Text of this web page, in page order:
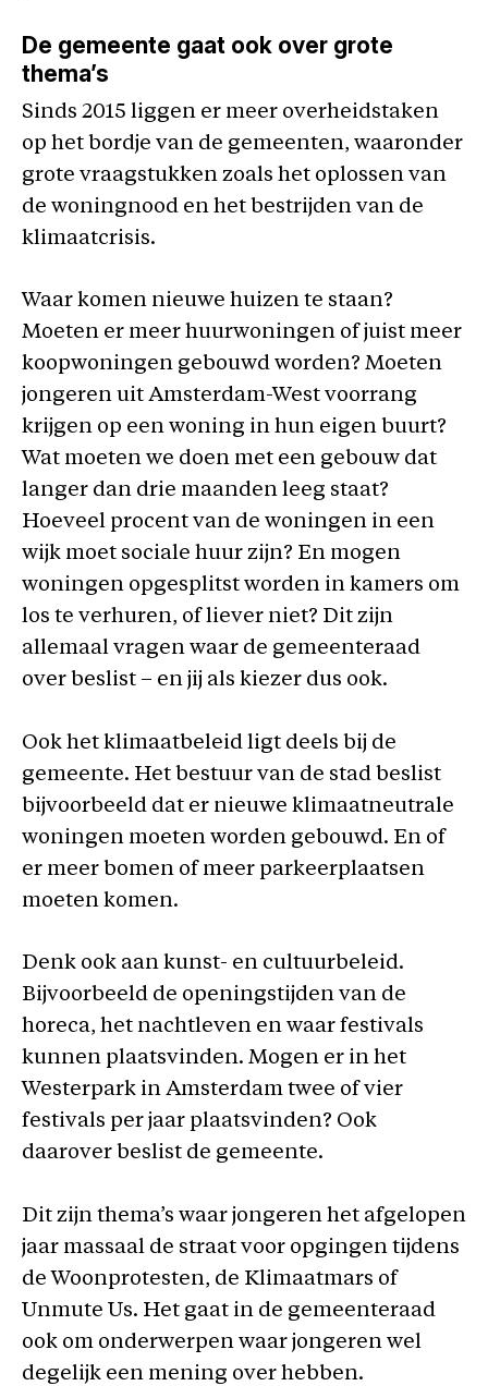
De gemeente gaat ook over grote
thema’s
Sinds 2015 liggen er meer overheidstaken
op het bordje van de gemeenten, waaronder
grote vraagstukken zoals het oplossen van
de woningnood en het bestrijden van de
klimaatcrisis.
Waar komen nieuwe huizen te staan?
Moeten er meer huurwoningen of juist meer
koopwoningen gebouwd worden? Moeten
jongeren uit Amsterdam-West voorrang
krijgen op een woning in hun eigen buurt?
Wat moeten we doen met een gebouw dat
langer dan drie maanden leeg staat?
Hoeveel procent van de woningen in een
wijk moet sociale huur zijn? En mogen
woningen opgesplitst worden in kamers om
los te verhuren, of liever niet? Dit zijn
allemaal vragen waar de gemeenteraad
over beslist – en jij als kiezer dus ook.
Ook het klimaatbeleid ligt deels bij de
gemeente. Het bestuur van de stad beslist
bijvoorbeeld dat er nieuwe klimaatneutrale
woningen moeten worden gebouwd. En of
er meer bomen of meer parkeerplaatsen
moeten komen.
Denk ook aan kunst- en cultuurbeleid.
Bijvoorbeeld de openingstijden van de
horeca, het nachtleven en waar festivals
kunnen plaatsvinden. Mogen er in het
Westerpark in Amsterdam twee of vier
festivals per jaar plaatsvinden? Ook
daarover beslist de gemeente.
Dit zijn thema’s waar jongeren het afgelopen
jaar massaal de straat voor opgingen tijdens
de Woonprotesten, de Klimaatmars of
Unmute Us. Het gaat in de gemeenteraad
ook om onderwerpen waar jongeren wel
degelijk een mening over hebben.